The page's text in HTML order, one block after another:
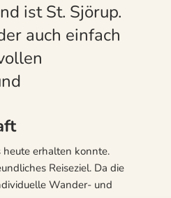
ist St. Sjörup.
auch einfach
heute erhalten konnte.
Reiseziel. Da die
Wander- und